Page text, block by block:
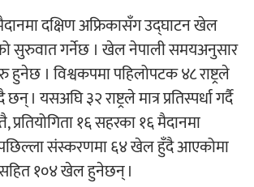
अर्जुन चन्द्रको ‘संवेदनाका प्रतिध्वनि’
मुक्तकसङ्ग्रह लोकार्पण
‘दुर्गा’ निर्माण गर्दै सम्राट
दक्षिण अफ्रिकासँग उद्घाटन खेल
सुरुवात गर्नेछ । खेल नेपाली समयअनुसार
हुनेछ । विश्वकपमा पहिलोपटक ४८ राष्ट्रले
। यसअघि ३२ राष्ट्रले मात्र प्रतिस्पर्धा गर्दै
१६ सहरका १६ मैदानमा
संस्करणमा ६४ खेल हुँदै आएकोमा
१०४ खेल हुनेछन् ।